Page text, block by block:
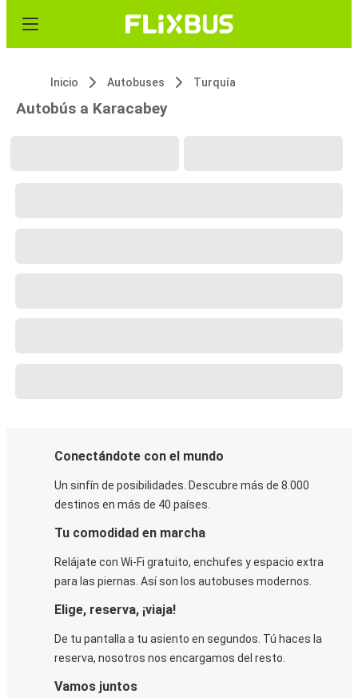
Inicio Autobuses Turquía
Autobús a Karacabey
Conectándote con el mundo
Un sinfín de posibilidades. Descubre más de 8.000
destinos en más de 40 países.
Tu comodidad en marcha
Relájate con Wi-Fi gratuito, enchufes y espacio extra
para las piernas. Así son los autobuses modernos.
Elige, reserva, ¡viaja!
De tu pantalla a tu asiento en segundos. Tú haces la
reserva, nosotros nos encargamos del resto.
Vamos juntos